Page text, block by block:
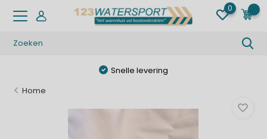
0
Snelle levering
Home